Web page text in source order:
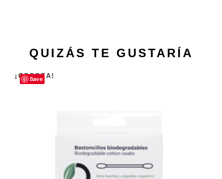
QUIZÁS TE GUSTARÍA
Save
¡OFERTA!